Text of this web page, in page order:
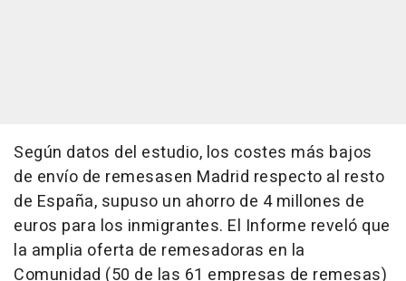
Según datos del estudio, los costes más bajos
de envío de remesasen Madrid respecto al resto
de España, supuso un ahorro de 4 millones de
euros para los inmigrantes. El Informe reveló que
la amplia oferta de remesadoras en la
Comunidad (50 de las 61 empresas de remesas)